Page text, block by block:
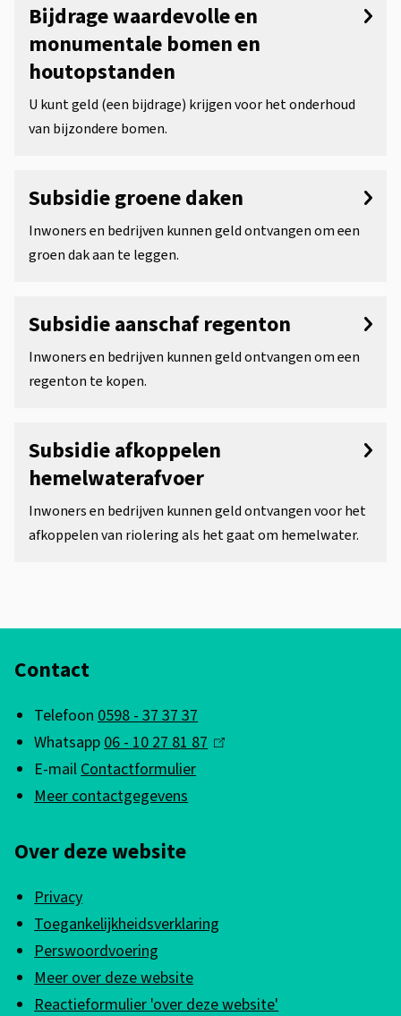
Bijdrage waardevolle en
monumentale bomen en
houtopstanden
U kunt geld (een bijdrage) krijgen voor het onderhoud
van bijzondere bomen.
Subsidie groene daken
Inwoners en bedrijven kunnen geld ontvangen om een
groen dak aan te leggen.
Subsidie aanschaf regenton
Inwoners en bedrijven kunnen geld ontvangen om een
regenton te kopen.
Subsidie afkoppelen
hemelwaterafvoer
Inwoners en bedrijven kunnen geld ontvangen voor het
afkoppelen van riolering als het gaat om hemelwater.
m
Contact
Telefoon0598 - 37 37 37
Whatsapp06 - 10 27 81 87(
e
e
E-mailContactformulier
Meer contactgegevens
Over deze website
Privacy
Toegankelijkheidsverklaring
Perswoordvoering
Meer over deze website
Reactieformulier 'over deze website'